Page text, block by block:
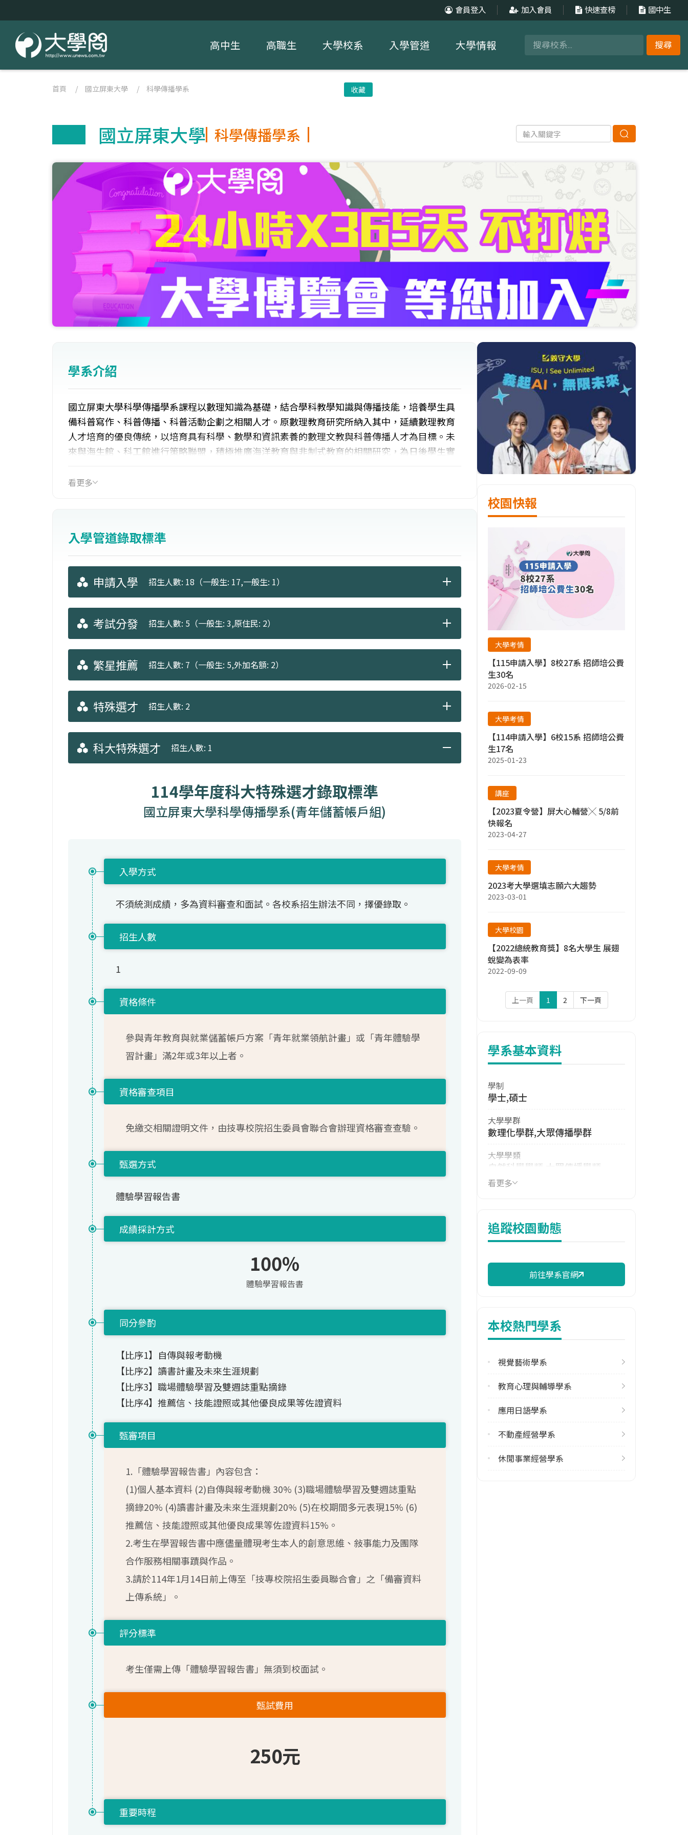
會員登入 加入會員 快速查榜 國中生
搜尋
高中生 高職生 大學校系 入學管道 大學情報
首頁 / 國立屏東大學 / 科學傳播學系 收藏
國立屏東大學 科學傳播學系
學系介紹
國立屏東大學科學傳播學系課程以數理知識為基礎，結合學科教學知識與傳播技能，培養學生具
備科普寫作、科普傳播、科普活動企劃之相關人才。原數理教育研究所納入其中，延續數理教育
人才培育的優良傳統，以培育具有科學、數學和資訊素養的數理文教與科普傳播人才為目標。未
來與海生館、科工館進行策略聯盟，積極推廣海洋教育與非制式教育的相關研究，為日後學生實
看更多
入學管道錄取標準
申請入學 招生人數: 18（一般生: 17,一般生: 1）
考試分發 招生人數: 5（一般生: 3,原住民: 2）
繁星推薦 招生人數: 7（一般生: 5,外加名額: 2）
特殊選才 招生人數: 2
科大特殊選才 招生人數: 1
114學年度科大特殊選才錄取標準
國立屏東大學科學傳播學系(青年儲蓄帳戶組)
入學方式
不須統測成績，多為資料審查和面試。各校系招生辦法不同，擇優錄取。
招生人數
1
資格條件
參與青年教育與就業儲蓄帳戶方案「青年就業領航計畫」或「青年體驗學
習計畫」滿2年或3年以上者。
資格審查項目
免繳交相關證明文件，由技專校院招生委員會聯合會辦理資格審查查驗。
甄選方式
體驗學習報告書
成績採計方式
100%
體驗學習報告書
同分參酌
【比序1】自傳與報考動機
【比序2】讀書計畫及未來生涯規劃
【比序3】職場體驗學習及雙週誌重點摘錄
【比序4】推薦信、技能證照或其他優良成果等佐證資料
甄審項目
1.「體驗學習報告書」內容包含：
(1)個人基本資料 (2)自傳與報考動機 30% (3)職場體驗學習及雙週誌重點
摘錄20% (4)讀書計畫及未來生涯規劃20% (5)在校期間多元表現15% (6)
推薦信、技能證照或其他優良成果等佐證資料15%。
2.考生在學習報告書中應儘量體現考生本人的創意思維、敍事能力及團隊
合作服務相關事蹟與作品。
3.請於114年1月14日前上傳至「技專校院招生委員聯合會」之「備審資料
上傳系統」。
評分標準
考生僅需上傳「體驗學習報告書」無須到校面試。
甄試費用
250元
重要時程
校園快報
大學考情
【115申請入學】8校27系 招師培公費
生30名
2026-02-15
大學考情
【114申請入學】6校15系 招師培公費
生17名
2025-01-23
講座
【2023夏令營】屏大心輔營╳ 5/8前
快報名
2023-04-27
大學考情
2023考大學選填志願六大趨勢
2023-03-01
大學校園
【2022總統教育獎】8名大學生 展翅
蛻變為表率
2022-09-09
上一頁 1 2 下一頁
學系基本資料
學制
學士,碩士
大學學群
數理化學群,大眾傳播學群
大學學類
自然科學學類,大眾傳播學類
技職群類
114年學費
15,570 元/學期
114年雜費
9,750 元/學期
學系電話
(08)7663800 #33102
學系地址
看更多
追蹤校園動態
前往學系官網
本校熱門學系
視覺藝術學系
教育心理與輔導學系
應用日語學系
不動產經營學系
休閒事業經營學系